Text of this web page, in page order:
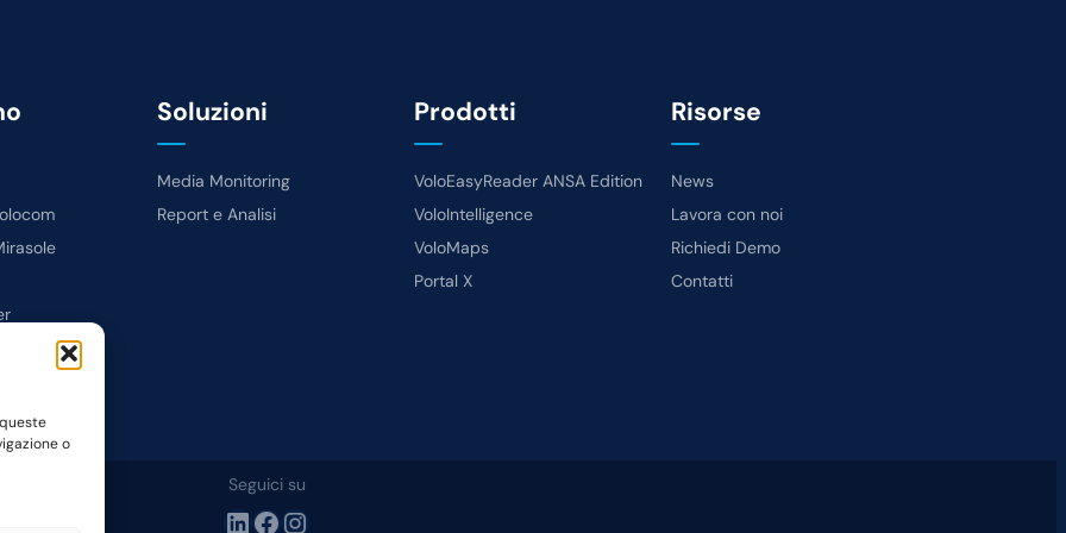
o
Soluzioni
Media Monitoring
Report e Analisi
Prodotti
VoloEasyReader ANSA Edition
VoloIntelligence
VoloMaps
Portal X
Risorse
News
Lavora con noi
Richiedi Demo
Contatti
Seguici su
LinkedIn
Facebook
Instagram